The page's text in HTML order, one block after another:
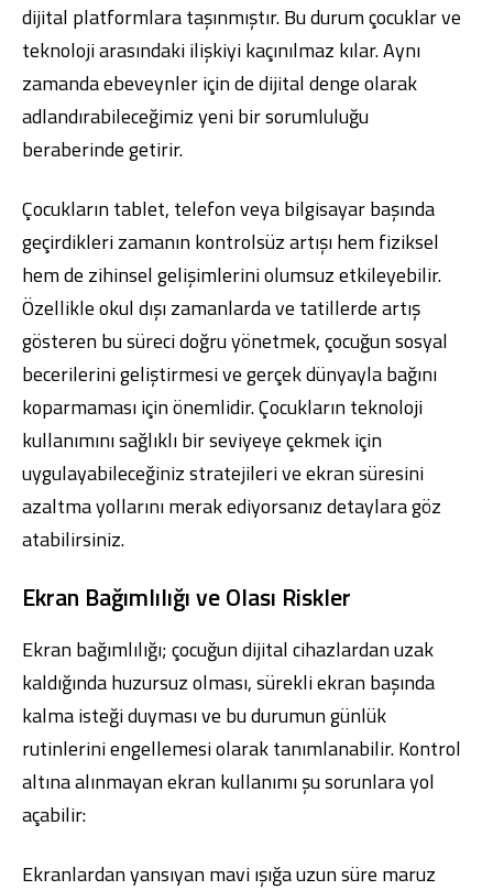
dijital platformlara taşınmıştır. Bu durum çocuklar ve
teknoloji arasındaki ilişkiyi kaçınılmaz kılar. Aynı
zamanda ebeveynler için de dijital denge olarak
adlandırabileceğimiz yeni bir sorumluluğu
beraberinde getirir.
Çocukların tablet, telefon veya bilgisayar başında
geçirdikleri zamanın kontrolsüz artışı hem fiziksel
hem de zihinsel gelişimlerini olumsuz etkileyebilir.
Özellikle okul dışı zamanlarda ve tatillerde artış
gösteren bu süreci doğru yönetmek, çocuğun sosyal
becerilerini geliştirmesi ve gerçek dünyayla bağını
koparmaması için önemlidir. Çocukların teknoloji
kullanımını sağlıklı bir seviyeye çekmek için
uygulayabileceğiniz stratejileri ve ekran süresini
azaltma yollarını merak ediyorsanız detaylara göz
atabilirsiniz.
Ekran Bağımlılığı ve Olası Riskler
Ekran bağımlılığı; çocuğun dijital cihazlardan uzak
kaldığında huzursuz olması, sürekli ekran başında
kalma isteği duyması ve bu durumun günlük
rutinlerini engellemesi olarak tanımlanabilir. Kontrol
altına alınmayan ekran kullanımı şu sorunlara yol
açabilir:
Ekranlardan yansıyan mavi ışığa uzun süre maruz